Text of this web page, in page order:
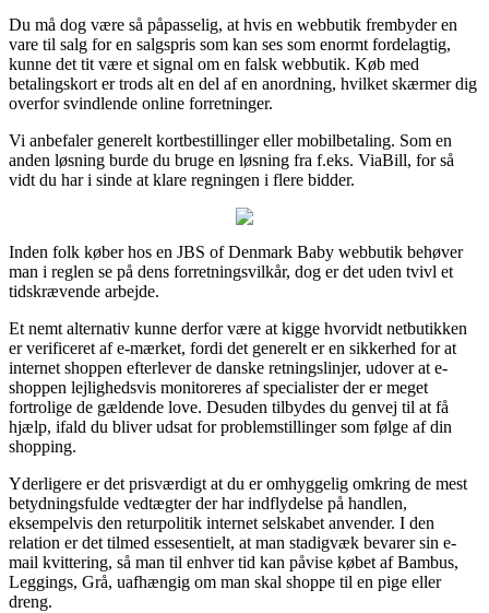
Du må dog være så påpasselig, at hvis en webbutik frembyder en
vare til salg for en salgspris som kan ses som enormt fordelagtig,
kunne det tit være et signal om en falsk webbutik. Køb med
betalingskort er trods alt en del af en anordning, hvilket skærmer dig
overfor svindlende online forretninger.
Vi anbefaler generelt kortbestillinger eller mobilbetaling. Som en
anden løsning burde du bruge en løsning fra f.eks. ViaBill, for så
vidt du har i sinde at klare regningen i flere bidder.
Inden folk køber hos en JBS of Denmark Baby webbutik behøver
man i reglen se på dens forretningsvilkår, dog er det uden tvivl et
tidskrævende arbejde.
Et nemt alternativ kunne derfor være at kigge hvorvidt netbutikken
er verificeret af e-mærket, fordi det generelt er en sikkerhed for at
internet shoppen efterlever de danske retningslinjer, udover at e-
shoppen lejlighedsvis monitoreres af specialister der er meget
fortrolige de gældende love. Desuden tilbydes du genvej til at få
hjælp, ifald du bliver udsat for problemstillinger som følge af din
shopping.
Yderligere er det prisværdigt at du er omhyggelig omkring de mest
betydningsfulde vedtægter der har indflydelse på handlen,
eksempelvis den returpolitik internet selskabet anvender. I den
relation er det tilmed essesentielt, at man stadigvæk bevarer sin e-
mail kvittering, så man til enhver tid kan påvise købet af Bambus,
Leggings, Grå, uafhængig om man skal shoppe til en pige eller
dreng.